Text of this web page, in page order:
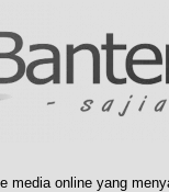
media online yang